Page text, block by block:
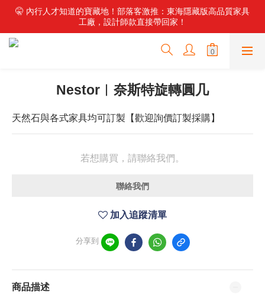
✨ 新・石尚主義！頂級石材家具震撼登場，搭配零重力電動沙發，
重新定義居家舒適。
🤫 內行人才知道的寶藏地！部落客激推：東海隱藏版高品質家具
工廠，設計師款直接帶回家！
🏭 不用再比價！東海最強倉儲工廠來了，數百款好家具現貨供
應，直營價輕鬆換新家！
重新定義居家舒適。
Nestor︱奈斯特旋轉圓几
天然石與各式家具均可訂製【歡迎詢價訂製採購】
若想購買，請聯絡我們。
聯絡我們
加入追蹤清單
分享到
商品描述